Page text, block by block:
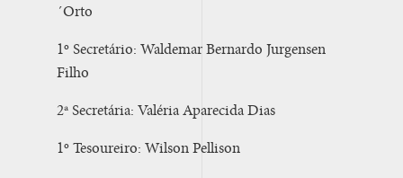
´Orto
1º Secretário: Waldemar Bernardo Jurgensen
Filho
2ª Secretária: Valéria Aparecida Dias
1º Tesoureiro: Wilson Pellison